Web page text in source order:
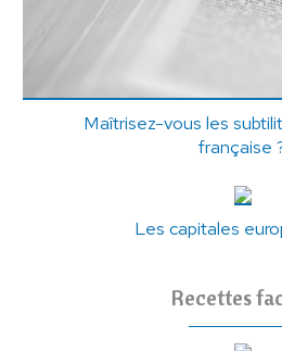
Maîtrisez-vous les
française
Les capitales
Recettes